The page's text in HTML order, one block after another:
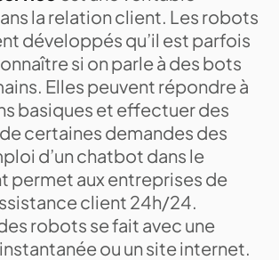
la relation client. Les robots
développés qu’il est parfois
si on parle à des bots
Elles peuvent répondre à
basiques et effectuer des
certaines demandes des
d’un chatbot dans le
permet aux entreprises de
client 24h/24.
robots se fait avec une
ou un site internet.